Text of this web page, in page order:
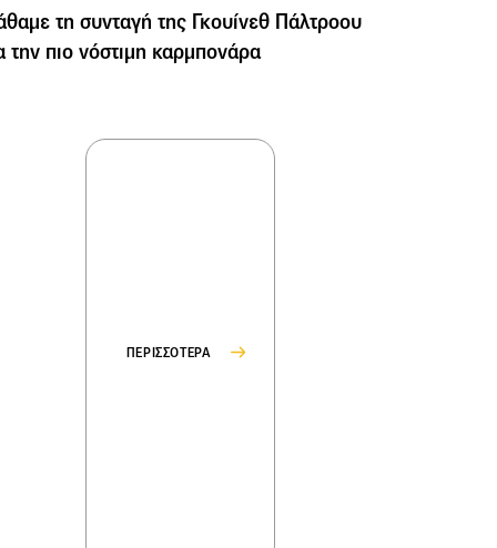
τη συνταγή της Γκουίνεθ Πάλτροου
την πιο νόστιμη καρμπονάρα
ΠΕΡΙΣΣΟΤΕΡΑ